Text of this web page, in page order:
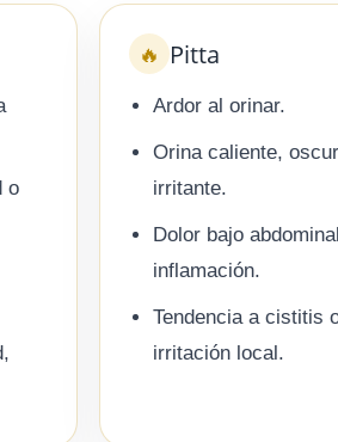
o
🔥 Pitta
Ardor al orinar.
Orina caliente,
irritante.
Dolor bajo
inflamación.
Tendencia a cistitis
irritación local.